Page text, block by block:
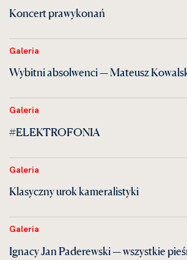
Koncert prawykonań
Galeria
Wybitni absolwenci — Mateusz
Galeria
#ELEKTROFONIA
Galeria
Klasyczny urok kameralistyki
Galeria
Ignacy Jan Paderewski — wszystkie